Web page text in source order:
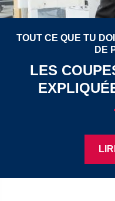
TOUT CE QUE TU
DE
LES